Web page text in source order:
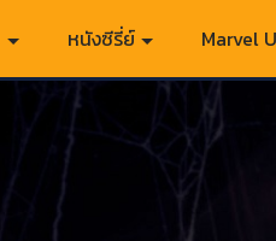
หนังซีรี่ย์ Marvel